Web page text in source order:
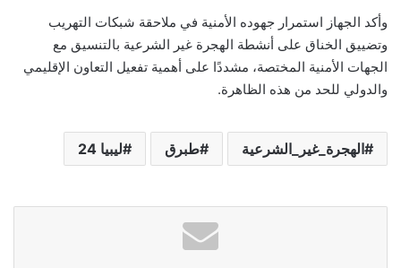
وأكد الجهاز استمرار جهوده الأمنية في ملاحقة شبكات التهريب
وتضييق الخناق على أنشطة الهجرة غير الشرعية بالتنسيق مع
الجهات الأمنية المختصة، مشددًا على أهمية تفعيل التعاون الإقليمي
والدولي للحد من هذه الظاهرة.
الهجرة_غير_الشرعية طبرق ليبيا 24